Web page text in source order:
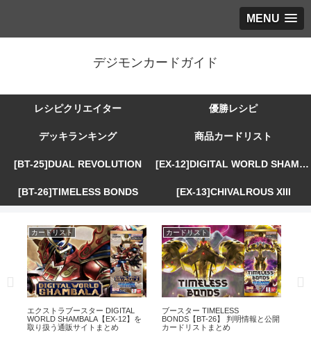
MENU
デジモンカードガイド
レシピクリエイター 優勝レシピ
デッキランキング 商品カードリスト
[BT-25]DUAL REVOLUTION [EX-12]DIGITAL WORLD SHAMBALA
[BT-26]TIMELESS BONDS [EX-13]CHIVALROUS XIII
カードリスト
エクストラブースター DIGITAL
WORLD SHAMBALA【EX-12】を
取り扱う通販サイトまとめ
カードリスト
ブースター TIMELESS
BONDS【BT-26】 判明情報と公開
カードリストまとめ